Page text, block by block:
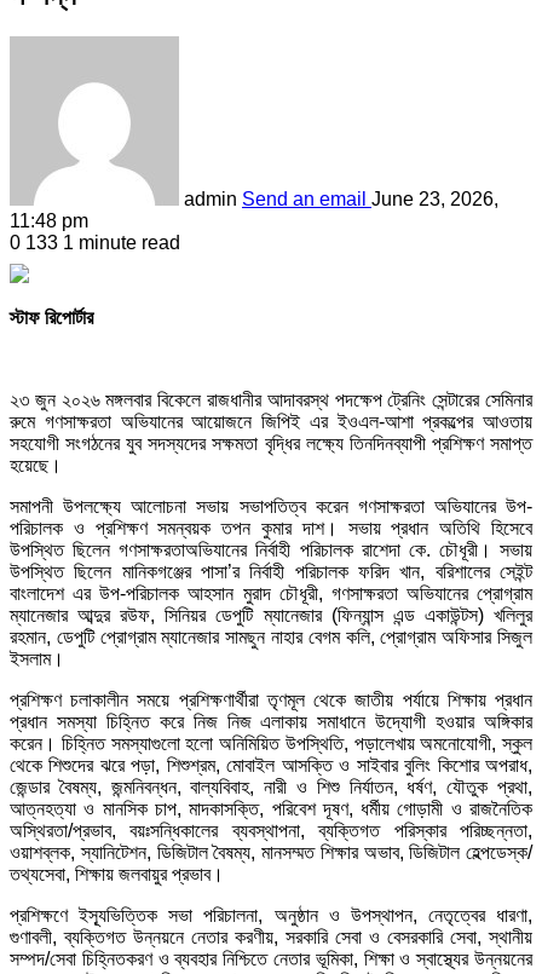
admin Send an email June 23, 2026,
11:48 pm
0 133 1 minute read
স্টাফ রিপোর্টার
২৩ জুন ২০২৬ মঙ্গলবার বিকেলে রাজধানীর আদাবরস্থ পদক্ষেপ ট্রেনিং সেন্টারের সেমিনার
রুমে গণসাক্ষরতা অভিযানের আয়োজনে জিপিই এর ইওএল-আশা প্রকল্পের আওতায়
সহযোগী সংগঠনের যুব সদস্যদের সক্ষমতা বৃদ্ধির লক্ষ্যে তিনদিনব্যাপী প্রশিক্ষণ সমাপ্ত
হয়েছে।
সমাপনী উপলক্ষ্যে আলোচনা সভায় সভাপতিত্ব করেন গণসাক্ষরতা অভিযানের উপ-
পরিচালক ও প্রশিক্ষণ সমন্বয়ক তপন কুমার দাশ। সভায় প্রধান অতিথি হিসেবে
উপস্থিত ছিলেন গণসাক্ষরতাঅভিযানের নির্বাহী পরিচালক রাশেদা কে. চৌধূরী। সভায়
উপস্থিত ছিলেন মানিকগঞ্জের পাসা’র নির্বাহী পরিচালক ফরিদ খান, বরিশালের সেইন্ট
বাংলাদেশ এর উপ-পরিচালক আহসান মুরাদ চৌধূরী, গণসাক্ষরতা অভিযানের প্রোগ্রাম
ম্যানেজার আব্দুর রউফ, সিনিয়র ডেপুটি ম্যানেজার (ফিন্যান্স এন্ড একাউন্টস) খলিলুর
রহমান, ডেপুটি প্রোগ্রাম ম্যানেজার সামছুন নাহার বেগম কলি, প্রোগ্রাম অফিসার সিজুল
ইসলাম।
প্রশিক্ষণ চলাকালীন সময়ে প্রশিক্ষণার্থীরা তৃণমূল থেকে জাতীয় পর্যায়ে শিক্ষায় প্রধান
প্রধান সমস্যা চিহ্নিত করে নিজ নিজ এলাকায় সমাধানে উদ্যোগী হওয়ার অঙ্গিকার
করেন। চিহ্নিত সমস্যাগুলো হলো অনিমিয়িত উপস্থিতি, পড়ালেখায় অমনোযোগী, স্কুল
থেকে শিশুদের ঝরে পড়া, শিশুশ্রম, মোবাইল আসক্তি ও সাইবার বুলিং কিশোর অপরাধ,
জেন্ডার বৈষম্য, জন্মনিবন্ধন, বাল্যবিবাহ, নারী ও শিশু নির্যাতন, ধর্ষণ, যৌতুক প্রথা,
আত্নহত্যা ও মানসিক চাপ, মাদকাসক্তি, পরিবেশ দূষণ, ধর্মীয় গোড়ামী ও রাজনৈতিক
অস্থিরতা/প্রভাব, বয়ঃসন্ধিকালের ব্যবস্থাপনা, ব্যক্তিগত পরিস্কার পরিচ্ছন্নতা,
ওয়াশব্লক, স্যানিটেশন, ডিজিটাল বৈষম্য, মানসম্মত শিক্ষার অভাব, ডিজিটাল হেল্পডেস্ক/
তথ্যসেবা, শিক্ষায় জলবায়ুর প্রভাব।
প্রশিক্ষণে ইস্যূভিত্তিক সভা পরিচালনা, অনুষ্ঠান ও উপস্থাপন, নেতৃত্বের ধারণা,
গুণাবলী, ব্যক্তিগত উন্নয়নে নেতার করণীয়, সরকারি সেবা ও বেসরকারি সেবা, স্থানীয়
সম্পদ/সেবা চিহ্নিতকরণ ও ব্যবহার নিশ্চিতে নেতার ভূমিকা, শিক্ষা ও স্বাস্থ্যের উন্নয়নের